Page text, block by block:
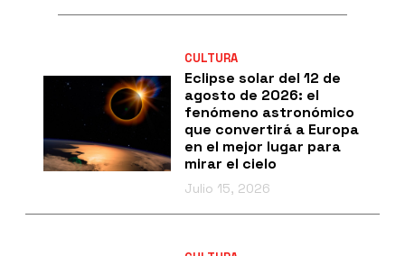
CULTURA
Eclipse solar del 12 de
agosto de 2026: el
fenómeno astronómico
que convertirá a Europa
en el mejor lugar para
mirar el cielo
Julio 15, 2026